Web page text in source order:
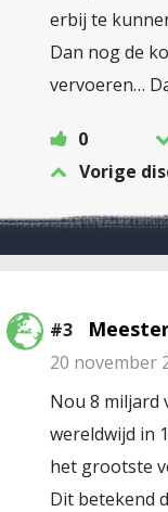
erbij te
Dan nog de
vervoeren…
0
Vorige
#3
20 november
Nou 8 miljard
wereldwijd in
het grootste
Dit betekend